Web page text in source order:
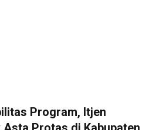
Program, Itjen